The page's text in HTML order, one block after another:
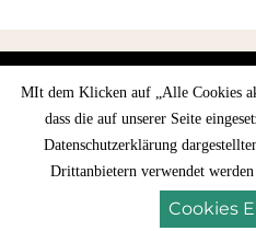
© 2026 - Minden
Site Information
Cookies
MIt dem Klicken auf „Alle Cookies
dass die auf unserer Seite
Datenschutzerklärung
Drittanbietern verwendet